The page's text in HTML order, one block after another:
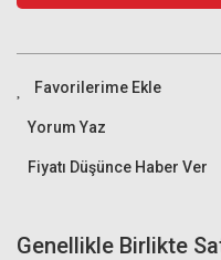
Yorum Yaz
Fiyatı Düşünce Haber Ver
Genellikle Birlikte